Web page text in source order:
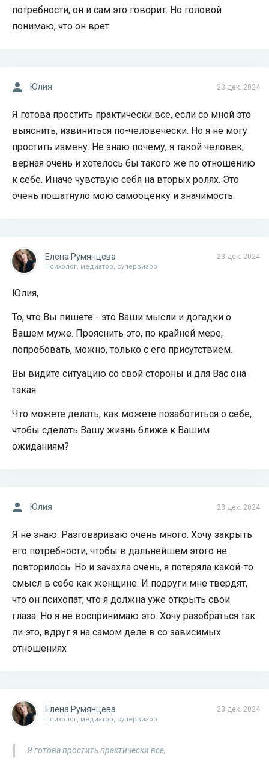
потребности, он и сам это говорит. Но головой
понимаю, что он врет
23 дек. 2024
Юлия
Я готова простить практически все, если со мной это
выяснить, извиниться по-человечески. Но я не могу
простить измену. Не знаю почему, я такой человек,
верная очень и хотелось бы такого же по отношению
к себе. Иначе чувствую себя на вторых ролях. Это
очень пошатнуло мою самооценку и значимость.
23 дек. 2024
Елена Румянцева
Психолог, медиатор, супервизор
Юлия,
То, что Вы пишете - это Ваши мысли и догадки о
Вашем муже. Прояснить это, по крайней мере,
попробовать, можно, только с его присутствием.
Вы видите ситуацию со свой стороны и для Вас она
такая.
Что можете делать, как можете позаботиться о себе,
чтобы сделать Вашу жизнь ближе к Вашим
ожиданиям?
23 дек. 2024
Юлия
Я не знаю. Разговариваю очень много. Хочу закрыть
его потребности, чтобы в дальнейшем этого не
повторилось. Но и зачахла очень, я потеряла какой-то
смысл в себе как женщине. И подруги мне твердят,
что он психопат, что я должна уже открыть свои
глаза. Но я не воспринимаю это. Хочу разобраться так
ли это, вдруг я на самом деле в со зависимых
отношениях
23 дек. 2024
Елена Румянцева
Психолог, медиатор, супервизор
Я готова простить практически все,